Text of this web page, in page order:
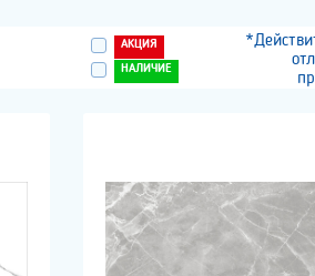
АКЦИЯ
НАЛИЧИЕ